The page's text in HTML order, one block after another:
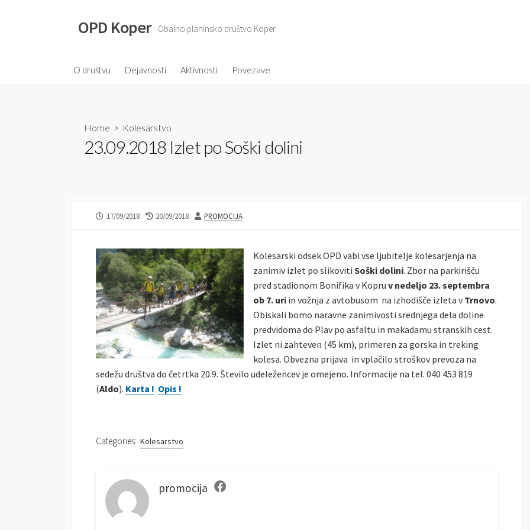
o
OPD Koper Obalno planinsko društvo Koper
O društvu Dejavnosti Aktivnosti Povezave
Home > Kolesarstvo
23.09.2018 Izlet po Soški dolini
P
L
I
S
H
E
D
D
A
T
E
17/09/2018
L
T
M
O
D
I
F
I
E
D
D
A
E
20/09/2018
A
H
O
R
PROMOCIJA
Kolesarski odsek OPD vabi vse ljubitelje kolesarjenja na
zanimiv izlet po slikoviti Soški dolini. Zbor na parkirišču
pred stadionom Bonifika v Kopru v nedeljo 23. septembra
ob 7. uri in vožnja z avtobusom na izhodišče izleta vTrnovo.
Obiskali bomo naravne zanimivosti srednjega dela doline
predvidoma do Plav po asfaltu in makadamu stranskih cest.
Izlet ni zahteven (45 km), primeren za gorska in treking
kolesa. Obvezna prijava in vplačilo stroškov prevoza na
sedežu društva do četrtka 20.9. Število udeležencev je omejeno. Informacije na tel. 040 453 819
(Aldo). Karta ! Opis !
Categories: Kolesarstvo
promocija